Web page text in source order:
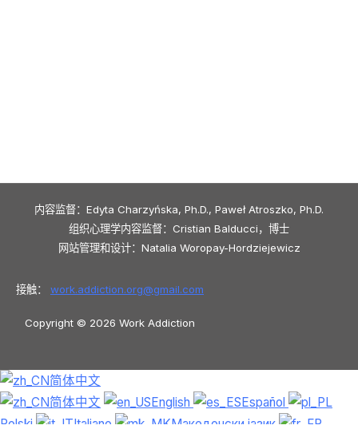
内容监督：Edyta Charzyńska, Ph.D., Paweł Atroszko, Ph.D.
组织心理学内容监督：Cristian Balducci，博士
网站管理和设计：Natalia Woropay-Hordziejewicz
接触： work.addiction.org@gmail.com
Copyright © 2026 Work Addiction
简体中文
简体中文
English
Español
Polski
Italiano
Македонски јазик